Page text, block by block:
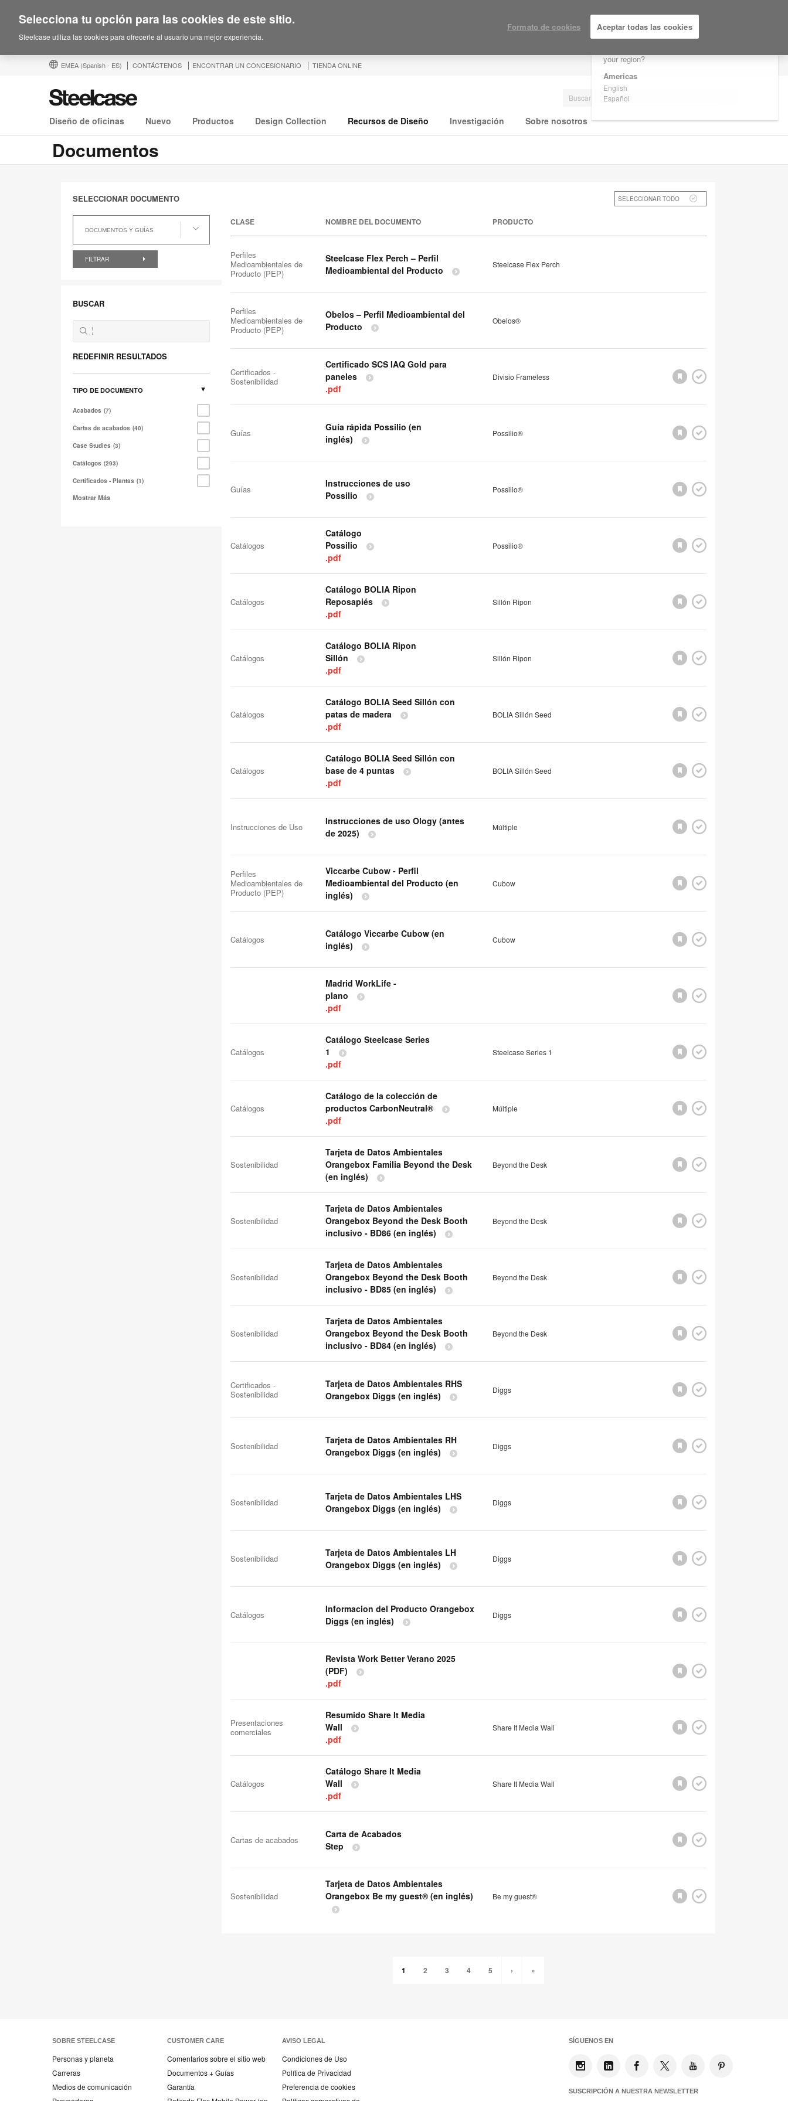
Are you in United States?
your region?
Americas
English
Español
EMEA (Spanish - ES) CONTÁCTENOS ENCONTRAR UN CONCESIONARIO TIENDA ONLINE
Diseño de oficinas Nuevo Productos Design Collection Recursos de Diseño Investigación Sobre nosotros
Documentos
SELECCIONAR DOCUMENTO
DOCUMENTOS Y GUÍAS
documento
FILTRAR
BUSCAR
REDEFINIR RESULTADOS
TIPO DE DOCUMENTO
Acabados 7
Cartas de acabados 40
Case Studies 3
Catálogos 293
Certificados - Plantas 1
Mostrar Más
SELECCIONAR TODO
CLASE NOMBRE DEL DOCUMENTO PRODUCTO
Perfiles
Medioambientales de
Producto (PEP)
Steelcase Flex Perch – Perfil
Medioambiental del Producto
Steelcase Flex Perch
Perfiles
Medioambientales de
Producto (PEP)
Obelos – Perfil Medioambiental del
Producto
Obelos®
Certificados -
Sostenibilidad
Certificado SCS IAQ Gold para
paneles
.pdf
Divisio Frameless
Guías
Guía rápida Possilio (en
inglés)
Possilio®
Guías
Instrucciones de uso
Possilio
Possilio®
Catálogos
Catálogo
Possilio
.pdf
Possilio®
Catálogos
Catálogo BOLIA Ripon
Reposapiés
.pdf
Sillón Ripon
Catálogos
Catálogo BOLIA Ripon
Sillón
.pdf
Sillón Ripon
Catálogos
Catálogo BOLIA Seed Sillón con
patas de madera
.pdf
BOLIA Sillón Seed
Catálogos
Catálogo BOLIA Seed Sillón con
base de 4 puntas
.pdf
BOLIA Sillón Seed
Instrucciones de Uso
Instrucciones de uso Ology (antes
de 2025)
Múltiple
Perfiles
Medioambientales de
Producto (PEP)
Viccarbe Cubow - Perfil
Medioambiental del Producto (en
inglés)
Cubow
Catálogos
Catálogo Viccarbe Cubow (en
inglés)
Cubow
Madrid WorkLife -
plano
.pdf
Catálogos
Catálogo Steelcase Series
1
.pdf
Steelcase Series 1
Catálogos
Catálogo de la colección de
productos CarbonNeutral®
.pdf
Múltiple
Sostenibilidad
Tarjeta de Datos Ambientales
Orangebox Familia Beyond the Desk
(en inglés)
Beyond the Desk
Sostenibilidad
Tarjeta de Datos Ambientales
Orangebox Beyond the Desk Booth
inclusivo - BD86 (en inglés)
Beyond the Desk
Sostenibilidad
Tarjeta de Datos Ambientales
Orangebox Beyond the Desk Booth
inclusivo - BD85 (en inglés)
Beyond the Desk
Sostenibilidad
Tarjeta de Datos Ambientales
Orangebox Beyond the Desk Booth
inclusivo - BD84 (en inglés)
Beyond the Desk
Certificados -
Sostenibilidad
Tarjeta de Datos Ambientales RHS
Orangebox Diggs (en inglés)
Diggs
Sostenibilidad
Tarjeta de Datos Ambientales RH
Orangebox Diggs (en inglés)
Diggs
Sostenibilidad
Tarjeta de Datos Ambientales LHS
Orangebox Diggs (en inglés)
Diggs
Sostenibilidad
Tarjeta de Datos Ambientales LH
Orangebox Diggs (en inglés)
Diggs
Catálogos
Informacion del Producto Orangebox
Diggs (en inglés)
Diggs
Revista Work Better Verano 2025
(PDF)
.pdf
Presentaciones
comerciales
Resumido Share It Media
Wall
.pdf
Share It Media Wall
Catálogos
Catálogo Share It Media
Wall
.pdf
Share It Media Wall
Cartas de acabados
Carta de Acabados
Step
Sostenibilidad
Tarjeta de Datos Ambientales
Orangebox Be my guest® (en inglés)
Be my guest®
1 2 3 4 5 › »
SOBRE STEELCASE
Personas y planeta
Carreras
Medios de comunicación
CUSTOMER CARE
Comentarios sobre el sitio web
Documentos + Guías
Garantía
AVISO LEGAL
Condiciones de Uso
Política de Privacidad
Preferencia de cookies
SÍGUENOS EN
SUSCRIPCIÓN A NUESTRA NEWSLETTER
Selecciona tu opción para las cookies de este sitio.
Steelcase utiliza las cookies para ofrecerle al usuario una mejor experiencia.
Formato de cookies Aceptar todas las cookies